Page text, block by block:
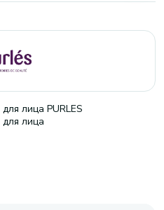
лица PURLES
лица